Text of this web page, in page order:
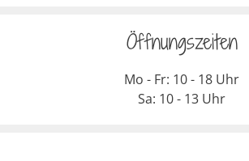
Öffnungszeiten
Mo - Fr: 10 - 18 Uhr
Sa: 10 - 13 Uhr